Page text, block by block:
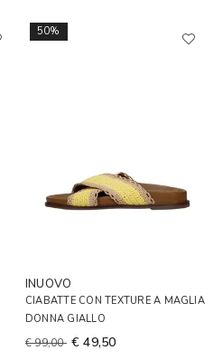
50%
INUOVO
CIABATTE CON TEXTURE A MAGLIA
DONNA GIALLO
€ 99,00 € 49,50